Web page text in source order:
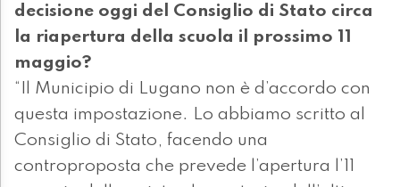
decisione oggi del Consiglio di Stato circa
la riapertura della scuola il prossimo 11
maggio?
“Il Municipio di Lugano non è d’accordo con
questa impostazione. Lo abbiamo scritto al
Consiglio di Stato, facendo una
controproposta che prevede l’apertura l’11